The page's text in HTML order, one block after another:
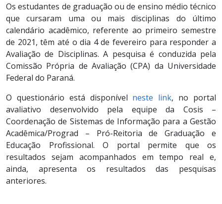
Os estudantes de graduação ou de ensino médio técnico
que cursaram uma ou mais disciplinas do último
calendário acadêmico, referente ao primeiro semestre
de 2021, têm até o dia 4 de fevereiro para responder a
Avaliação de Disciplinas. A pesquisa é conduzida pela
Comissão Própria de Avaliação (CPA) da Universidade
Federal do Paraná.
O questionário está disponível neste link, no portal
avaliativo desenvolvido pela equipe da Cosis –
Coordenação de Sistemas de Informação para a Gestão
Acadêmica/Prograd – Pró-Reitoria de Graduação e
Educação Profissional. O portal permite que os
resultados sejam acompanhados em tempo real e,
ainda, apresenta os resultados das pesquisas
anteriores.